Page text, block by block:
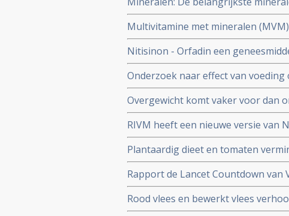
een rijtje gezet.
Multivitamine met mineralen
verminderde bij ouderen (65+)
met placebo
Nitisinon - Orfadin een
dodelijk voor muggen die malaria
Onderzoek naar effect van voeding
voorspelt de trends van kanker
werkt niet.
Overgewicht komt vaker voor dan
uitgevoerd onderzoek
RIVM heeft een nieuwe versie van
gepubliceerd. Hierin informatie
producten.
Plantaardig dieet en tomaten
Rapport de Lancet Countdown van
worden veroorzaakt door slechte
CO2-uitstoot waarvan vele doden
Rood vlees en bewerkt vlees